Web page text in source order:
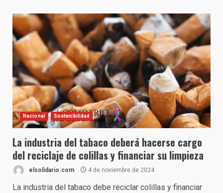
Nacional Sostenibilidad
La industria del tabaco deberá hacerse cargo
del reciclaje de colillas y financiar su limpieza
elsolidario.com 4 de noviembre de 2024
La industria del tabaco debe reciclar colillas y financiar